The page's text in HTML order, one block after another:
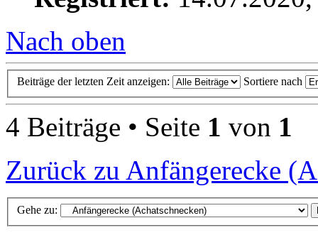
Nach oben
Beiträge der letzten Zeit anzeigen: Sortiere nach
4 Beiträge • Seite 1 von 1
Zurück zu Anfängerecke
Gehe zu: